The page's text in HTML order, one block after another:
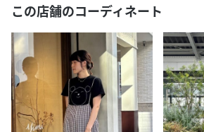
この店舗のコーディネート